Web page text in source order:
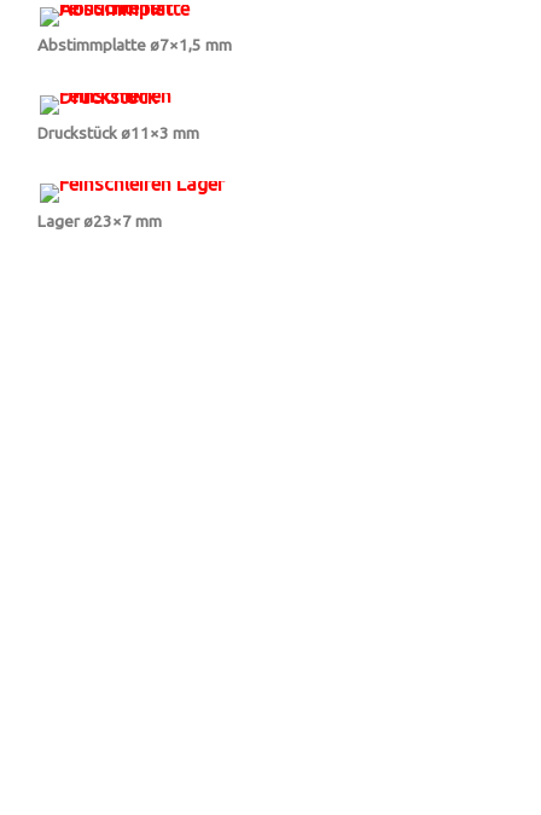
Abstimmplatte ø7×1,5 mm
Druckstück ø11×3 mm
Lager ø23×7 mm